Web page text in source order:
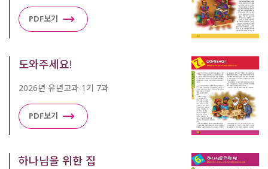
PDF보기
도와주세요!
2026년 유년교과 1기 7과
PDF보기
하나님을 위한 집